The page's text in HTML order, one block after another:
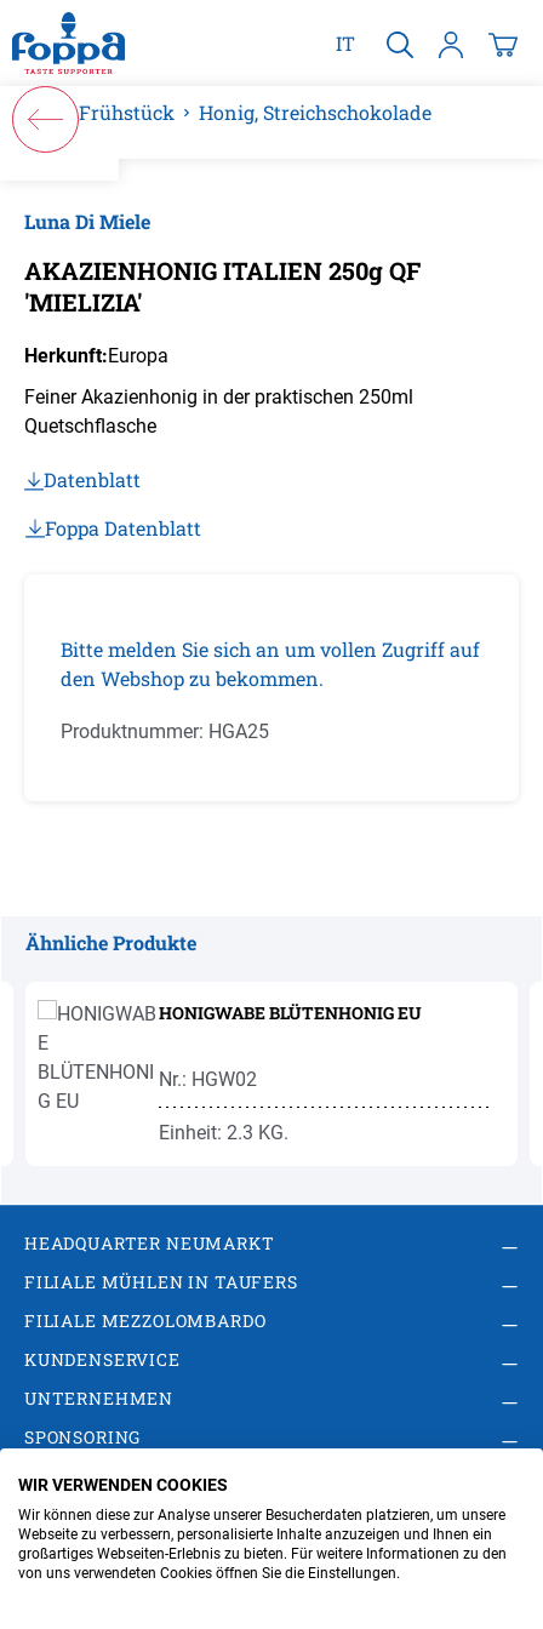
springen
IT
Frühstück Honig, Streichschokolade
Luna Di Miele
AKAZIENHONIG ITALIEN 250g QF
'MIELIZIA'
Herkunft:Europa
Feiner Akazienhonig in der praktischen 250ml
Quetschflasche
Datenblatt
Foppa Datenblatt
Bitte melden Sie sich an um vollen Zugriff auf
den Webshop zu bekommen.
Produktnummer: HGA25
Ähnliche Produkte
HONIGWABE BLÜTENHONIG EU
Nr.: HGW02
Einheit: 2.3 KG.
HEADQUARTER NEUMARKT
FILIALE MÜHLEN IN TAUFERS
FILIALE MEZZOLOMBARDO
KUNDENSERVICE
UNTERNEHMEN
SPONSORING
AGB Privacy Policy
Impressum
Cookie-Einstellungen ändern
Verwaltung
WIR VERWENDEN COOKIES
Wir können diese zur Analyse unserer Besucherdaten platzieren, um unsere
Webseite zu verbessern, personalisierte Inhalte anzuzeigen und Ihnen ein
großartiges Webseiten-Erlebnis zu bieten. Für weitere Informationen zu den
von uns verwendeten Cookies öffnen Sie die Einstellungen.